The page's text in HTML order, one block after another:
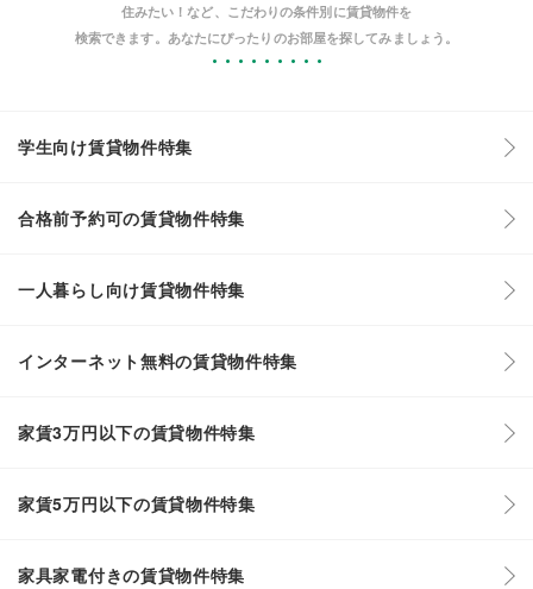
住みたい！など、こだわりの条件別に賃貸物件を
検索できます。あなたにぴったりのお部屋を探してみましょう。
学生向け賃貸物件特集
合格前予約可の賃貸物件特集
一人暮らし向け賃貸物件特集
インターネット無料の賃貸物件特集
家賃3万円以下の賃貸物件特集
家賃5万円以下の賃貸物件特集
家具家電付きの賃貸物件特集